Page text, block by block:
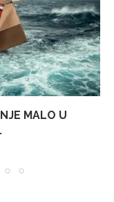
MALO U